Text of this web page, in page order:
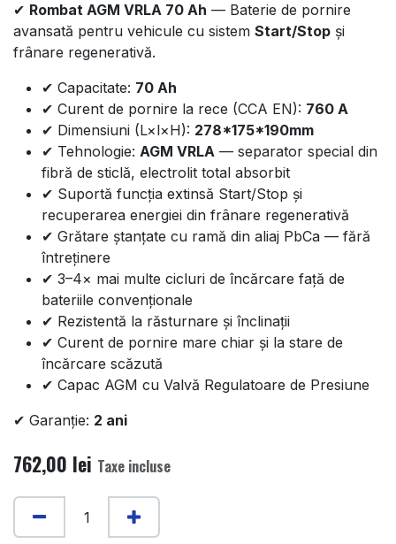
✔ Rombat AGM VRLA 70 Ah — Baterie de pornire
avansată pentru vehicule cu sistem Start/Stop și
frânare regenerativă.
✔ Capacitate: 70 Ah
✔ Curent de pornire la rece (CCA EN): 760 A
✔ Dimensiuni (L×l×H): 278*175*190mm
✔ Tehnologie: AGM VRLA — separator special din
fibră de sticlă, electrolit total absorbit
✔ Suportă funcția extinsă Start/Stop și
recuperarea energiei din frânare regenerativă
✔ Grătare ștanțate cu ramă din aliaj PbCa — fără
întreținere
✔ 3–4× mai multe cicluri de încărcare față de
bateriile convenționale
✔ Rezistentă la răsturnare și înclinații
✔ Curent de pornire mare chiar și la stare de
încărcare scăzută
✔ Capac AGM cu Valvă Regulatoare de Presiune
✔ Garanție: 2 ani
762,00 lei Taxe incluse